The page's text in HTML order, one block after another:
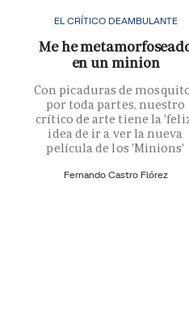
EL CRÍTICO DEAMBULANTE
Me he
en un minion
Con picaduras de
por toda partes, nuestro
crítico de arte tiene la
idea de ir a ver la nueva
película de los 'Minions'
Fernando Castro Flórez